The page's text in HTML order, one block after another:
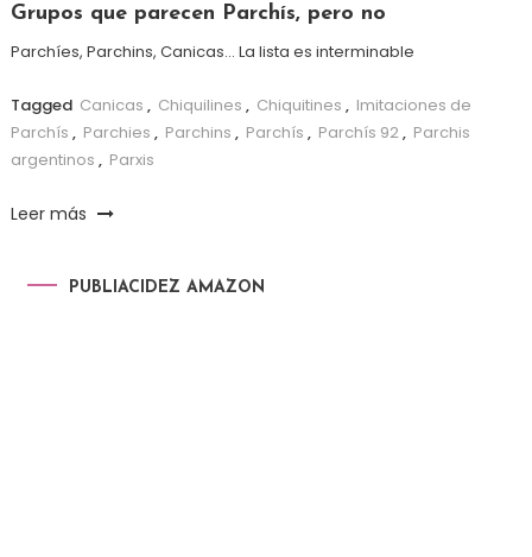
Grupos que parecen Parchís, pero no
Parchíes, Parchins, Canicas… La lista es interminable
Tagged Canicas , Chiquilines , Chiquitines , Imitaciones de
Parchís , Parchies , Parchins , Parchís , Parchís 92, Parchis
argentinos , Parxis
Leer más
PUBLIACIDEZ AMAZON